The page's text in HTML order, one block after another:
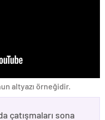
altyazı örneğidir.
çatışmaları sona